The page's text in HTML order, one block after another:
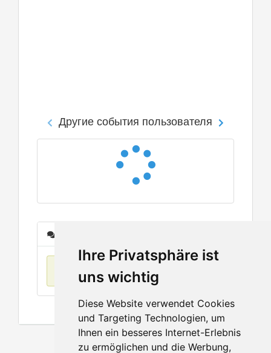
Ihre Privatsphäre ist
uns wichtig
Diese Website verwendet Cookies
und Targeting Technologien, um
Ihnen ein besseres Internet-Erlebnis
zu ermöglichen und die Werbung,
Другие события пользователя